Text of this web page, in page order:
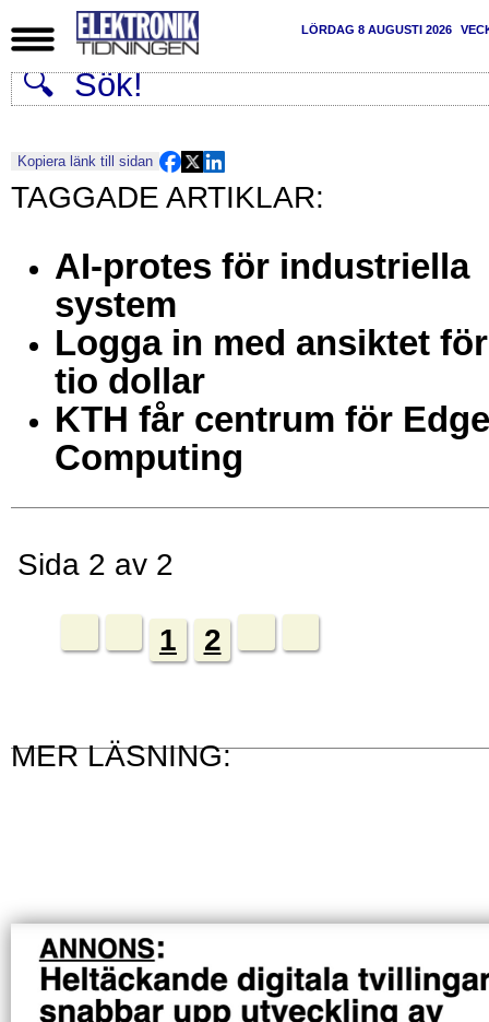
LÖRDAG 8 AUGUSTI 2026
Kopiera länk till sidan
AI-protes för industriella
system
Logga in med ansiktet för
tio dollar
KTH får centrum för Edge
Computing
Sida 2 av 2
1 2